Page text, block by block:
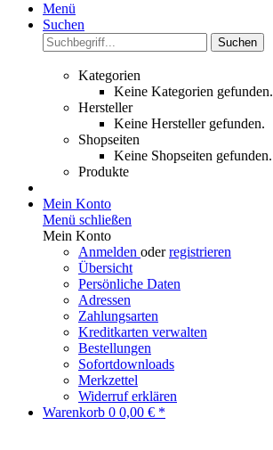
Menü
Suchen
Suchen
Kategorien
Keine Kategorien gefunden.
Hersteller
Keine Hersteller gefunden.
Shopseiten
Keine Shopseiten gefunden.
Produkte
Mein Konto
Menü schließen
Mein Konto
Anmelden oderregistrieren
Übersicht
Persönliche Daten
Adressen
Zahlungsarten
Kreditkarten verwalten
Bestellungen
Sofortdownloads
Merkzettel
Widerruf erklären
Warenkorb 0 0,00 € *